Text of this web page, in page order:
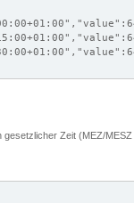
Zeit (MEZ/